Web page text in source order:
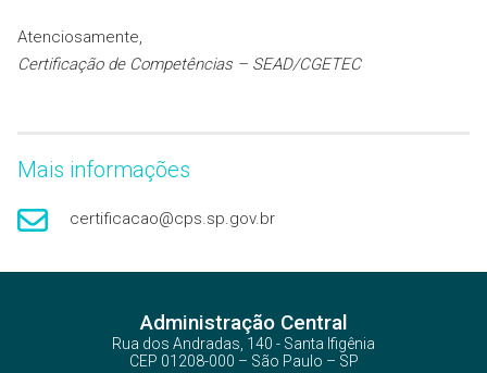
Atenciosamente,
Certificação de Competências – SEAD/CGETEC
Mais informações
certificacao@cps.sp.gov.br
Administração Central
Rua dos Andradas, 140 - Santa Ifigênia
CEP 01208-000 – São Paulo – SP